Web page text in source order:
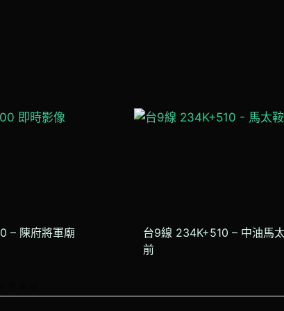
– 陳府將軍廟
台9線 234K+510 – 中油馬
前